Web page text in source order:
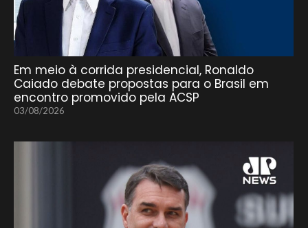
Em meio à corrida presidencial, Ronaldo
Caiado debate propostas para o Brasil em
encontro promovido pela ACSP
03/08/2026